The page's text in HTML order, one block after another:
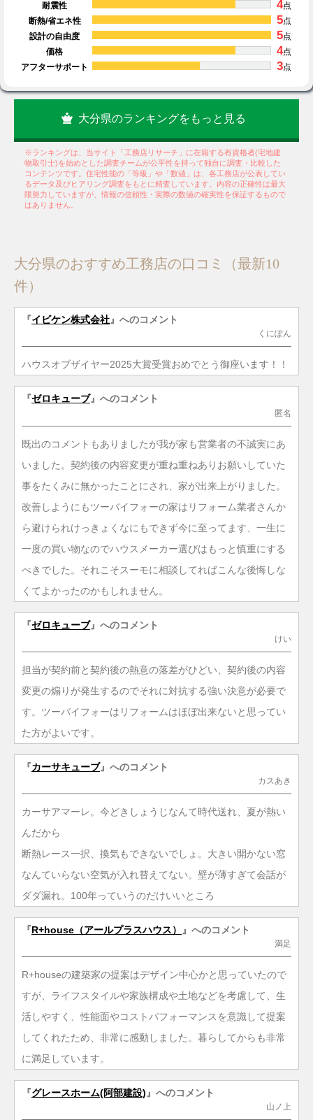
耐震性 4点
断熱/省エネ性
5点
設計の自由度
5点
価格
4点
アフターサポート
3点
大分県のランキングをもっと見る
※ランキングは、当サイト「工務店リサーチ」に在籍する有資格者(宅地建
物取引士)を始めとした調査チームが公平性を持って独自に調査・比較した
コンテンツです。住宅性能の「等級」や「数値」は、各工務店が公表してい
るデータ及びヒアリング調査をもとに精査しています。内容の正確性は最大
限努力していますが、情報の信頼性・実際の数値の確実性を保証するもので
はありません。
大分県のおすすめ工務店の口コミ（最新10
件）
『イビケン株式会社 』へのコメント
くにぽん
ハウスオブザイヤー2025大賞受賞おめでとう御座います！！
『ゼロキューブ』へのコメント
匿名
既出のコメントもありましたが我が家も営業者の不誠実にあ
いました。契約後の内容変更が重ね重ねありお願いしていた
事をたくみに無かったことにされ、家が出来上がりました。
改善しようにもツーバイフォーの家はリフォーム業者さんか
ら避けられけっきょくなにもできず今に至ってます、一生に
一度の買い物なのでハウスメーカー選びはもっと慎重にする
べきでした。それこそスーモに相談してればこんな後悔しな
くてよかったのかもしれません。
『ゼロキューブ』へのコメント
けい
担当が契約前と契約後の熱意の落差がひどい、契約後の内容
変更の煽りが発生するのでそれに対抗する強い決意が必要で
す。ツーバイフォーはリフォームはほぼ出来ないと思ってい
た方がよいです。
『カーサキューブ』へのコメント
カスあき
カーサアマーレ。今どきしょうじなんて時代送れ、夏が熱い
んだから
断熱レース一択、換気もできないでしょ。大きい開かない窓
なんていらない空気が入れ替えてない。壁が薄すぎて会話が
ダダ漏れ。100年っていうのだけいいところ
『R+house（アールプラスハウス） 』へのコメント
満足
R+houseの建築家の提案はデザイン中心かと思っていたので
すが、ライフスタイルや家族構成や土地などを考慮して、生
活しやすく、性能面やコストパフォーマンスを意識して提案
してくれたため、非常に感動しました。暮らしてからも非常
に満足しています。
『グレースホーム(阿部建設) 』へのコメント
山ノ上